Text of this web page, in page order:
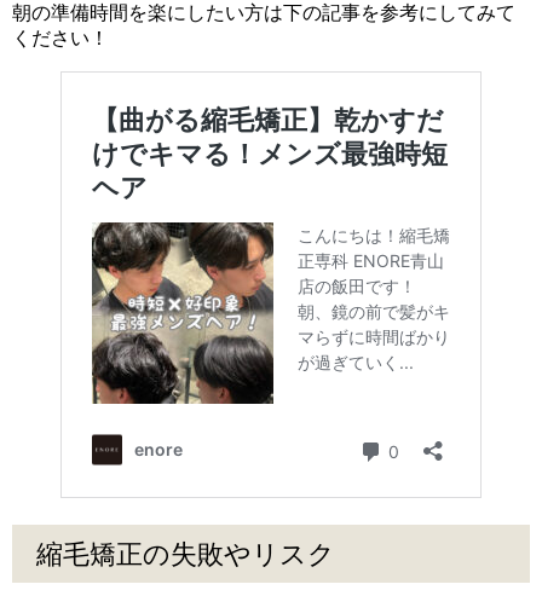
朝の準備時間を楽にしたい方は下の記事を参考にしてみて
ください！
縮毛矯正の失敗やリスク